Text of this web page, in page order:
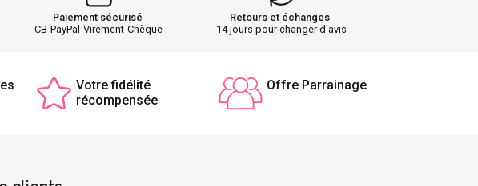
Paiement sécurisé
CB-PayPal-Virement-Chèque
Retours et échanges
14 jours pour changer d'avis
Votre fidélité
récompensée
Offre Parrainage